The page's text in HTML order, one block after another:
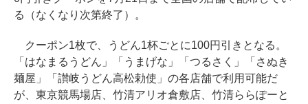
る（なくなり次第終了）。
クーポン1枚で、うどん1杯ごとに100円引きとなる。
「はなまるうどん」「うまげな」「つるさく」「さぬき
麺屋」「讃岐うどん高松勅使」の各店舗で利用可能だ
が、東京競馬場店、竹清アリオ倉敷店、竹清ららぽーと